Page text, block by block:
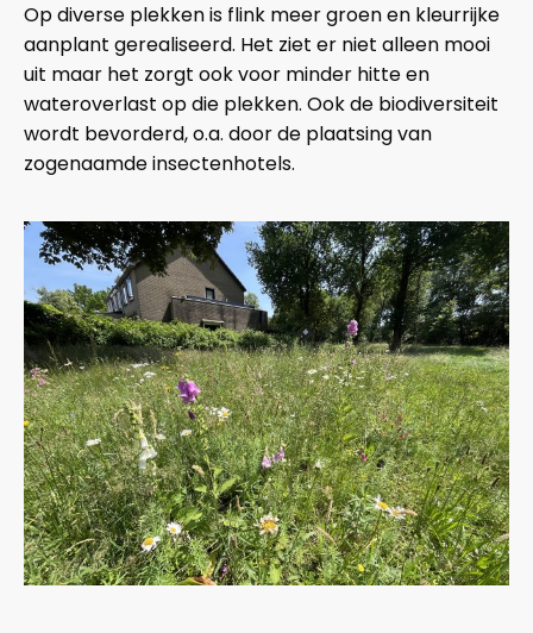
Op diverse plekken is flink meer groen en kleurrijke
aanplant gerealiseerd. Het ziet er niet alleen mooi
uit maar het zorgt ook voor minder hitte en
wateroverlast op die plekken. Ook de biodiversiteit
wordt bevorderd, o.a. door de plaatsing van
zogenaamde insectenhotels.